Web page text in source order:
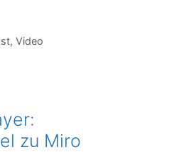
, Video
zu Miro